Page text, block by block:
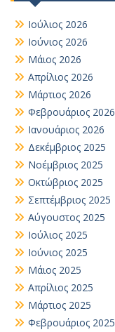
Ιούλιος 2026
Ιούνιος 2026
Μάιος 2026
Απρίλιος 2026
Μάρτιος 2026
Φεβρουάριος 2026
Ιανουάριος 2026
Δεκέμβριος 2025
Νοέμβριος 2025
Οκτώβριος 2025
Σεπτέμβριος 2025
Αύγουστος 2025
Ιούλιος 2025
Ιούνιος 2025
Μάιος 2025
Απρίλιος 2025
Μάρτιος 2025
Φεβρουάριος 2025